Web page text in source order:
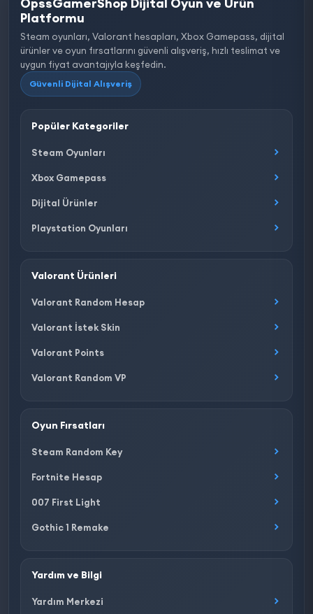
OpssGamerShop Dijital Oyun ve Ürün
Platformu
Steam oyunları, Valorant hesapları, Xbox Gamepass, dijital
ürünler ve oyun fırsatlarını güvenli alışveriş, hızlı teslimat ve
uygun fiyat avantajıyla keşfedin.
Güvenli Dijital Alışveriş
Popüler Kategoriler
Steam Oyunları
Xbox Gamepass
Dijital Ürünler
Playstation Oyunları
Valorant Ürünleri
Valorant Random Hesap
Valorant İstek Skin
Valorant Points
Valorant Random VP
Oyun Fırsatları
Steam Random Key
Fortnite Hesap
007 First Light
Gothic 1 Remake
Yardım ve Bilgi
Yardım Merkezi